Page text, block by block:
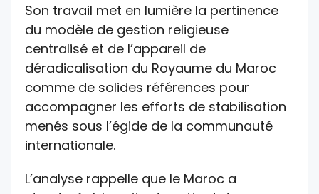
Son travail met en lumière la pertinence
du modèle de gestion religieuse
centralisé et de l’appareil de
déradicalisation du Royaume du Maroc
comme de solides références pour
accompagner les efforts de stabilisation
menés sous l’égide de la communauté
internationale.
L’analyse rappelle que le Maroc a